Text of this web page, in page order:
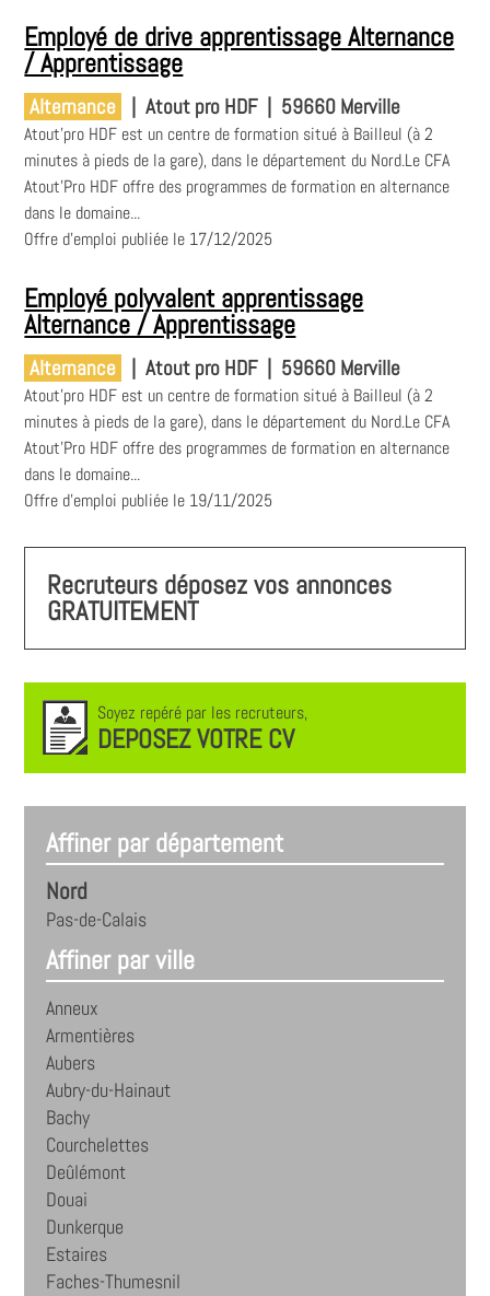
Employé de drive apprentissage Alternance
/ Apprentissage
Alternance | Atout pro HDF | 59660 Merville
Atout'pro HDF est un centre de formation situé à Bailleul (à 2
minutes à pieds de la gare), dans le département du Nord.Le CFA
Atout'Pro HDF offre des programmes de formation en alternance
dans le domaine...
Offre d'emploi publiée le 17/12/2025
Employé polyvalent apprentissage
Alternance / Apprentissage
Alternance | Atout pro HDF | 59660 Merville
Atout'pro HDF est un centre de formation situé à Bailleul (à 2
minutes à pieds de la gare), dans le département du Nord.Le CFA
Atout'Pro HDF offre des programmes de formation en alternance
dans le domaine...
Offre d'emploi publiée le 19/11/2025
Recruteurs déposez vos annonces
GRATUITEMENT
Soyez repéré par les recruteurs,
DEPOSEZ VOTRE CV
Affiner par département
Nord
Pas-de-Calais
Affiner par ville
Anneux
Armentières
Aubers
Aubry-du-Hainaut
Bachy
Courchelettes
Deûlémont
Douai
Dunkerque
Estaires
Faches-Thumesnil